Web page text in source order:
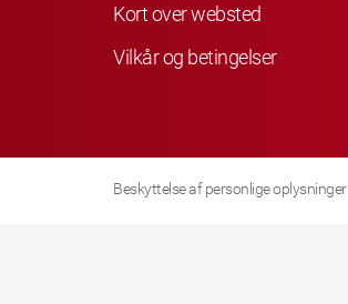
Kort over websted
Vilkår og betingelser
Beskyttelse af personlige oplysninger